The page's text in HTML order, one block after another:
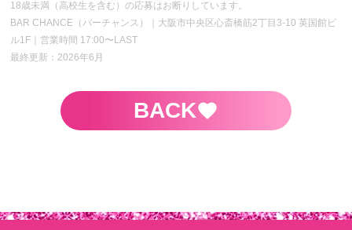
18歳未満（高校生を含む）の応募はお断りしています。
BAR CHANCE（バーチャンス）｜大阪市中央区心斎橋筋2丁目3-10 英国館ビ
ル1F｜営業時間 17:00〜LAST
最終更新：2026年6月
BACK